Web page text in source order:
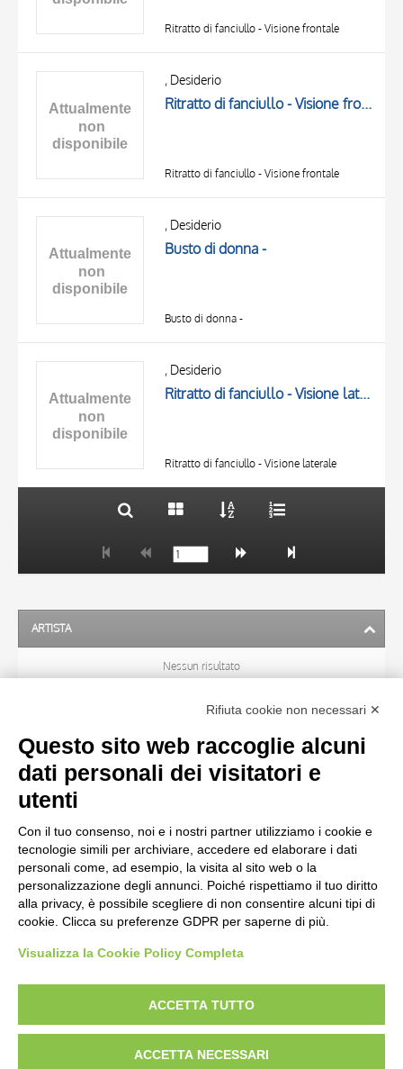
Ritratto di fanciullo - Visione frontale
, Desiderio
Ritratto di fanciullo - Visione frontale
Ritratto di fanciullo - Visione frontale
, Desiderio
Busto di donna -
Busto di donna -
, Desiderio
Ritratto di fanciullo - Visione laterale
Ritratto di fanciullo - Visione laterale
TITOLO
OGGETTO
20 RISULTATI
ARTISTA
Nessun risultato
OGGETTO
LOCALIZZAZIONE
CRONOLOGIA
diritto d’autore, legge 22 aprile 1941 n. 633. I diritti degli autori, degli artisti e
dei fotografi che hanno realizzato le opere e le immagini, degli enti e delle
istituzioni che ne sono proprietari, sono riservati. Si vieta quindi la
Rifiuta cookie non necessari ✕
Questo sito web raccoglie alcuni
dati personali dei visitatori e
utenti
Con il tuo consenso, noi e i nostri partner utilizziamo i cookie e
tecnologie simili per archiviare, accedere ed elaborare i dati
personali come, ad esempio, la visita al sito web o la
personalizzazione degli annunci. Poiché rispettiamo il tuo diritto
alla privacy, è possibile scegliere di non consentire alcuni tipi di
cookie. Clicca su preferenze GDPR per saperne di più.
Visualizza la Cookie Policy Completa
ACCETTA TUTTO
ACCETTA NECESSARI